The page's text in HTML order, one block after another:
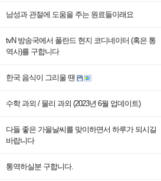
남성과 관절에 도움을 주는 원료들이래요
tvN 방송국에서 폴란드 현지 코디네이터 (혹은 통
역사)를 구합니다
한국 음식이 그리울 땐
수학 과외 / 물리 과외 (2023년 6월 업데이트)
다들 좋은 가을날씨를 맞이하면서 하루가 되시길
바랍니다
통역하실분 구합니다.